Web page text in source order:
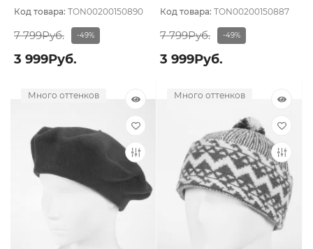
Код товара: TON00200150890
7 799Руб. -49%
3 999Руб.
Код товара: TON00200150887
7 799Руб. -49%
3 999Руб.
Много оттенков Много оттенков